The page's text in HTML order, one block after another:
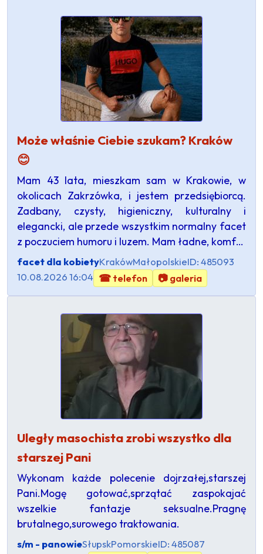
Może właśnie Ciebie szukam? Kraków
😊
Mam 43 lata, mieszkam sam w Krakowie, w
okolicach Zakrzówka, i jestem przedsiębiorcą.
Zadbany, czysty, higieniczny, kulturalny i
elegancki, ale przede wszystkim normalny facet
z poczuciem humoru i luzem. Mam ładne, komf…
facet dla kobietyKrakówMałopolskieID: 485093
10.08.2026 16:04 ☎ telefon 📷 galeria
Uległy masochista zrobi wszystko dla
starszej Pani
Wykonam każde polecenie dojrzałej,starszej
Pani.Mogę gotować,sprzątać zaspokajać
wszelkie fantazje seksualne.Pragnę
brutalnego,surowego traktowania.
s/m - panowieSłupskPomorskieID: 485087